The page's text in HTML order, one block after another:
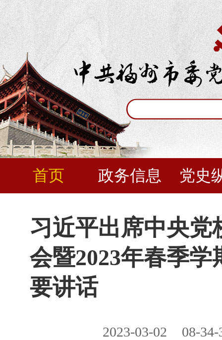
首页 政务信息 党史
习近平出席中央党
会暨2023年春季
要讲话
2023-03-02 08-34-